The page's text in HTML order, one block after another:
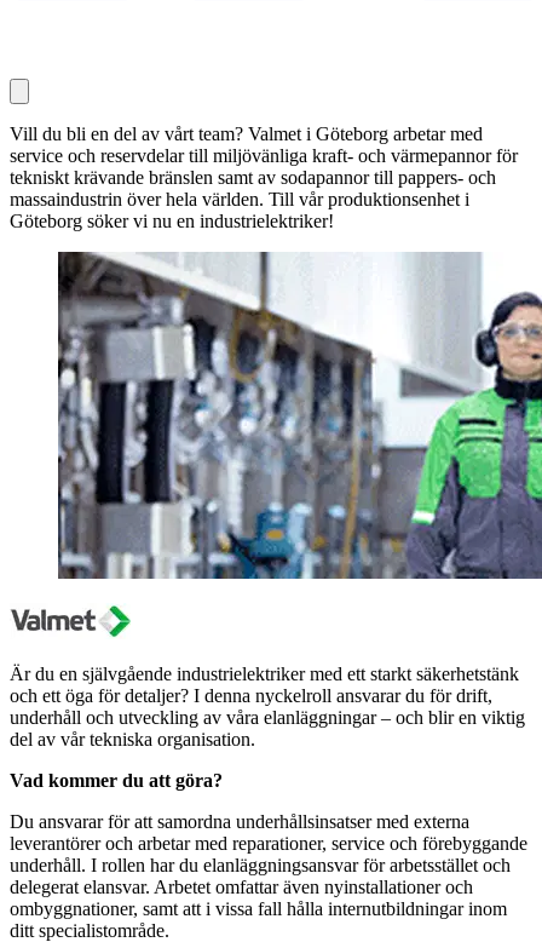
Vill du bli en del av vårt team? Valmet i Göteborg arbetar med
service och reservdelar till miljövänliga kraft- och värmepannor för
tekniskt krävande bränslen samt av sodapannor till pappers- och
massaindustrin över hela världen. Till vår produktionsenhet i
Göteborg söker vi nu en industrielektriker!
Är du en självgående industrielektriker med ett starkt säkerhetstänk
och ett öga för detaljer? I denna nyckelroll ansvarar du för drift,
underhåll och utveckling av våra elanläggningar – och blir en viktig
del av vår tekniska organisation.
Vad kommer du att göra?
Du ansvarar för att samordna underhållsinsatser med externa
leverantörer och arbetar med reparationer, service och förebyggande
underhåll. I rollen har du elanläggningsansvar för arbetsstället och
delegerat elansvar. Arbetet omfattar även nyinstallationer och
ombyggnationer, samt att i vissa fall hålla internutbildningar inom
ditt specialistområde.